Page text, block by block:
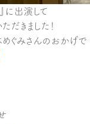
に出演して
だきました！
めぐみさんのおかげで